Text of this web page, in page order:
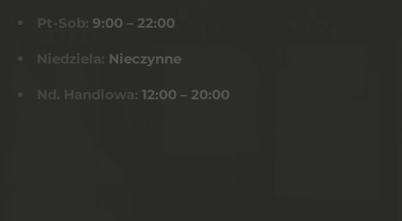
Pt-Sob: 9:00 – 22:00
Niedziela: Nieczynne
Nd. Handlowa: 12:00 – 20:00